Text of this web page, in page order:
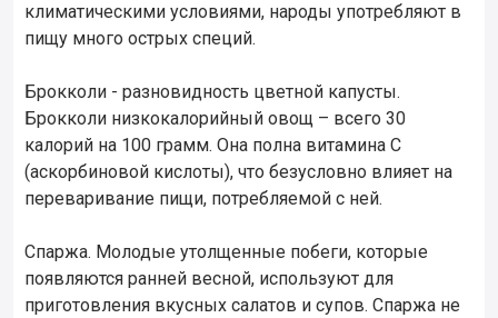
климатическими условиями, народы употребляют в
пищу много острых специй.
Брокколи - разновидность цветной капусты.
Брокколи низкокалорийный овощ – всего 30
калорий на 100 грамм. Она полна витамина С
(аскорбиновой кислоты), что безусловно влияет на
переваривание пищи, потребляемой с ней.
Спаржа. Молодые утолщенные побеги, которые
появляются ранней весной, используют для
приготовления вкусных салатов и супов. Спаржа не